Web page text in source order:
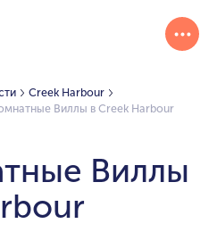
Creek Harbour
Виллы в Creek Harbour
Виллы